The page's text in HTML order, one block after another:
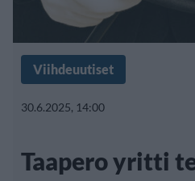
Viihdeuutiset
30.6.2025, 14:00
Taapero yritti